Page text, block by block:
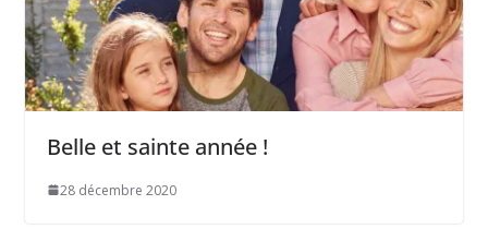
Belle et sainte année !
28 décembre 2020